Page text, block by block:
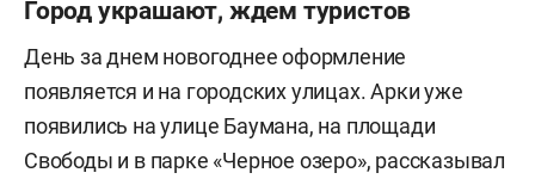
Город украшают, ждем туристов
День за днем новогоднее оформление
появляется и на городских улицах. Арки уже
появились на улице Баумана, на площади
Свободы и в парке «Черное озеро», рассказывал